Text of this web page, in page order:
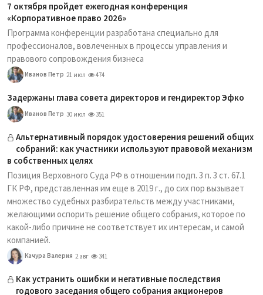
7 октября пройдет ежегодная конференция
«Корпоративное право 2026»
Программа конференции разработана специально для
профессионалов, вовлеченных в процессы управления и
правового сопровождения бизнеса
Иванов Петр 21 июл 474
Задержаны глава совета директоров и гендиректор Эфко
Иванов Петр 30 июл 351
Альтернативный порядок удостоверения решений общих
собраний: как участники используют правовой механизм
в собственных целях
Позиция Верховного Суда РФ в отношении подп. 3 п. 3 ст. 67.1
ГК РФ, представленная им еще в 2019 г., до сих пор вызывает
множество судебных разбирательств между участниками,
желающими оспорить решение общего собрания, которое по
какой-либо причине не соответствует их интересам, и самой
компанией.
Качура Валерия 2 авг 341
Как устранить ошибки и негативные последствия
годового заседания общего собрания акционеров